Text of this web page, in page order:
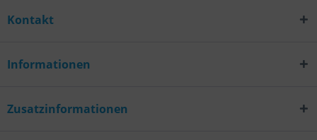
Kontakt
Informationen
Zusatzinformationen